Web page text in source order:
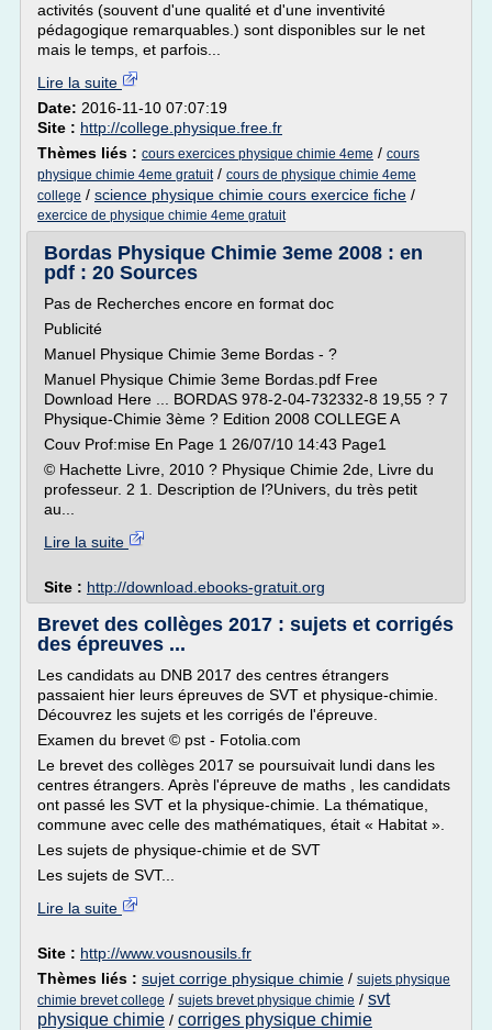
activités (souvent d'une qualité et d'une inventivité
pédagogique remarquables.) sont disponibles sur le net
mais le temps, et parfois...
Lire la suite
Date: 2016-11-10 07:07:19
Site : http://college.physique.free.fr
Thèmes liés : cours exercices physique chimie 4eme / cours
physique chimie 4eme gratuit/ cours de physique chimie 4eme
college / science physique chimie cours exercice fiche /
exercice de physique chimie 4eme gratuit
Bordas Physique Chimie 3eme 2008 : en
pdf : 20 Sources
Pas de Recherches encore en format doc
Publicité
Manuel Physique Chimie 3eme Bordas - ?
Manuel Physique Chimie 3eme Bordas.pdf Free
Download Here ... BORDAS 978-2-04-732332-8 19,55 ? 7
Physique-Chimie 3ème ? Edition 2008 COLLEGE A
Couv Prof:mise En Page 1 26/07/10 14:43 Page1
© Hachette Livre, 2010 ? Physique Chimie 2de, Livre du
professeur. 2 1. Description de l?Univers, du très petit
au...
Lire la suite
Site : http://download.ebooks-gratuit.org
Brevet des collèges 2017 : sujets et corrigés
des épreuves ...
Les candidats au DNB 2017 des centres étrangers
passaient hier leurs épreuves de SVT et physique-chimie.
Découvrez les sujets et les corrigés de l'épreuve.
Examen du brevet © pst - Fotolia.com
Le brevet des collèges 2017 se poursuivait lundi dans les
centres étrangers. Après l'épreuve de maths , les candidats
ont passé les SVT et la physique-chimie. La thématique,
commune avec celle des mathématiques, était « Habitat ».
Les sujets de physique-chimie et de SVT
Les sujets de SVT...
Lire la suite
Site : http://www.vousnousils.fr
Thèmes liés : sujet corrige physique chimie / sujets physique
chimie brevet college / sujets brevet physique chimie / svt
physique chimie / corriges physique chimie